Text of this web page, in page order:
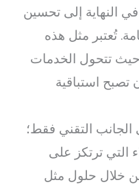
النهاية إلى تحسين
تُعتبر مثل هذه
تتحول الخدمات
تصبح استباقية
الجانب التقني فقط؛
التي ترتكز على
خلال حلول مثل